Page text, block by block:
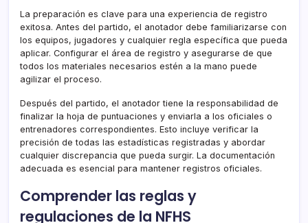
La preparación es clave para una experiencia de registro
exitosa. Antes del partido, el anotador debe familiarizarse con
los equipos, jugadores y cualquier regla específica que pueda
aplicar. Configurar el área de registro y asegurarse de que
todos los materiales necesarios estén a la mano puede
agilizar el proceso.
Después del partido, el anotador tiene la responsabilidad de
finalizar la hoja de puntuaciones y enviarla a los oficiales o
entrenadores correspondientes. Esto incluye verificar la
precisión de todas las estadísticas registradas y abordar
cualquier discrepancia que pueda surgir. La documentación
adecuada es esencial para mantener registros oficiales.
Comprender las reglas y
regulaciones de la NFHS